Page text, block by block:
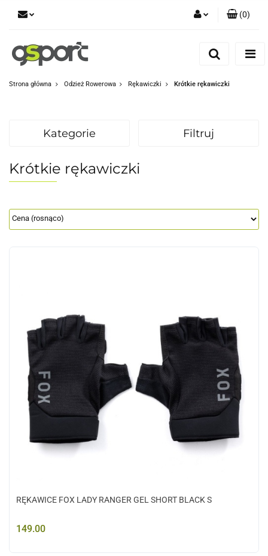
Dodaj zgłoszenie
(0)
Strona główna Odzież Rowerowa Rękawiczki Krótkie rękawiczki
Kategorie Filtruj
Krótkie rękawiczki
RĘKAWICE FOX LADY RANGER GEL SHORT BLACK S
149.00